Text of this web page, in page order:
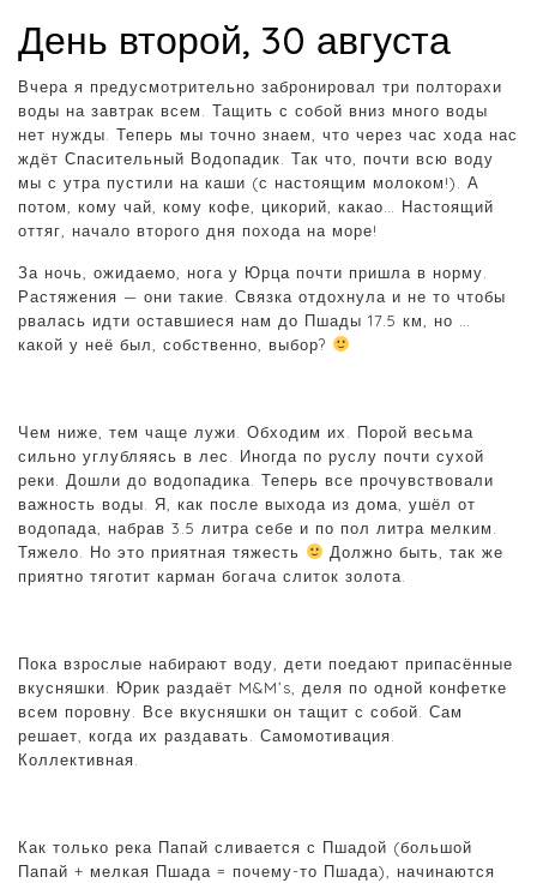
День второй, 30 августа
Вчера я предусмотрительно забронировал три полторахи
воды на завтрак всем. Тащить с собой вниз много воды
нет нужды. Теперь мы точно знаем, что через час хода нас
ждёт Спасительный Водопадик. Так что, почти всю воду
мы с утра пустили на каши (с настоящим молоком!). А
потом, кому чай, кому кофе, цикорий, какао… Настоящий
оттяг, начало второго дня похода на море!
За ночь, ожидаемо, нога у Юрца почти пришла в норму.
Растяжения — они такие. Связка отдохнула и не то чтобы
рвалась идти оставшиеся нам до Пшады 17.5 км, но …
какой у неё был, собственно, выбор?
Чем ниже, тем чаще лужи. Обходим их. Порой весьма
сильно углубляясь в лес. Иногда по руслу почти сухой
реки. Дошли до водопадика. Теперь все прочувствовали
важность воды. Я, как после выхода из дома, ушёл от
водопада, набрав 3.5 литра себе и по пол литра мелким.
Тяжело. Но это приятная тяжесть
Должно быть, так же
приятно тяготит карман богача слиток золота.
Пока взрослые набирают воду, дети поедают припасённые
вкусняшки. Юрик раздаёт M&M’s, деля по одной конфетке
всем поровну. Все вкусняшки он тащит с собой. Сам
решает, когда их раздавать. Самомотивация.
Коллективная.
Как только река Папай сливается с Пшадой (большой
Папай + мелкая Пшада = почему-то Пшада), начинаются